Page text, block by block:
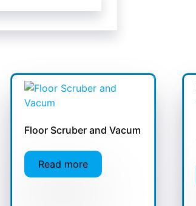
Floor Scruber and Vacum
Read more